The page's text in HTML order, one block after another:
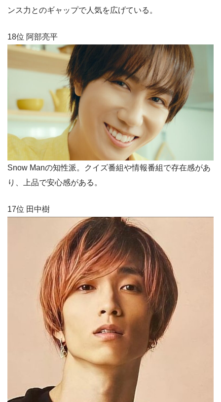
ンス力とのギャップで人気を広げている。
18位 阿部亮平
Snow Manの知性派。クイズ番組や情報番組で存在感があ
り、上品で安心感がある。
17位 田中樹